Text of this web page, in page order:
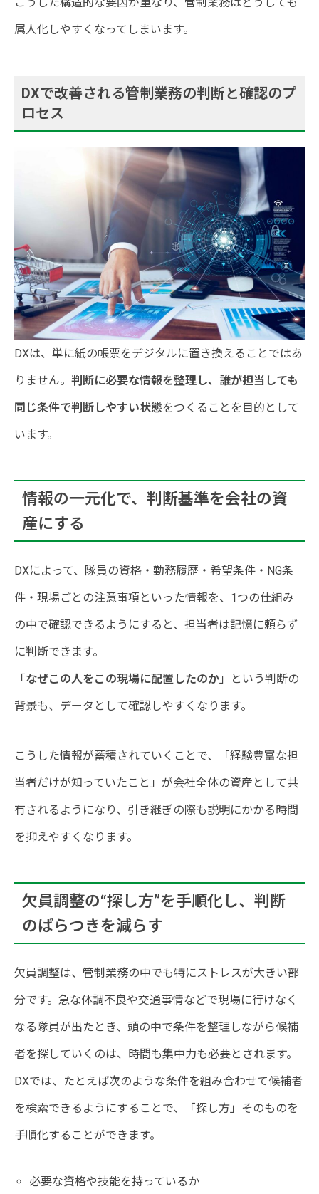
属人化しやすくなってしまいます。
DXで改善される管制業務の判断と確認のプ
ロセス
DXは、単に紙の帳票をデジタルに置き換えることではあ
りません。 判断に必要な情報を整理し、誰が担当しても
同じ条件で判断しやすい状態をつくることを目的として
います。
情報の一元化で、判断基準を会社の資
産にする
DXによって、隊員の資格・勤務履歴・希望条件・NG条
件・現場ごとの注意事項といった情報を、1つの仕組み
の中で確認できるようにすると、担当者は記憶に頼らず
に判断できます。
「 なぜこの人をこの現場に配置したのか 」という判断の
背景も、データとして確認しやすくなります。
こうした情報が蓄積されていくことで、「経験豊富な担
当者だけが知っていたこと」が会社全体の資産として共
有されるようになり、引き継ぎの際も説明にかかる時間
を抑えやすくなります。
欠員調整の“探し方”を手順化し、判断
のばらつきを減らす
欠員調整は、管制業務の中でも特にストレスが大きい部
分です。急な体調不良や交通事情などで現場に行けなく
なる隊員が出たとき、頭の中で条件を整理しながら候補
者を探していくのは、時間も集中力も必要とされます。
DXでは、たとえば次のような条件を組み合わせて候補者
を検索できるようにすることで、「探し方」そのものを
手順化することができます。
必要な資格や技能を持っているか